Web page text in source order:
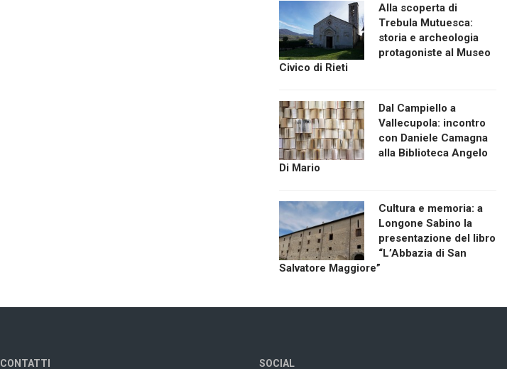
Alla scoperta di
Trebula Mutuesca:
storia e archeologia
protagoniste al Museo
Civico di Rieti
Dal Campiello a
Vallecupola: incontro
con Daniele Camagna
alla Biblioteca Angelo
Di Mario
Cultura e memoria: a
Longone Sabino la
presentazione del libro
“L’Abbazia di San
Salvatore Maggiore”
CONTATTI SOCIAL